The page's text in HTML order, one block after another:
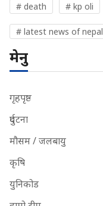
# death # kp oli
# latest news of nepal
मेनु
गृहपृष्ठ
दुर्घटना
मौसम / जलबायु
कृषि
युनिकोड